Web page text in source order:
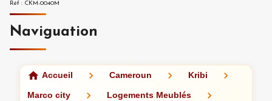
Réf : CKM-0040M
Naviguation
Accueil Cameroun Kribi
Marco city
Logements Meublés